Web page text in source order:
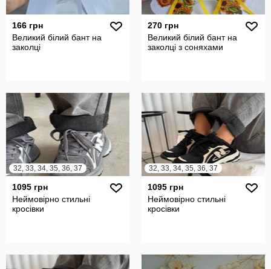
166 грн
Великий білий бант на
заколці
270 грн
Великий білий бант на
заколці з соняхами
32, 33, 34, 35, 36, 37
1095 грн
Неймовірно стильні
кросівки
32, 33, 34, 35, 36, 37
1095 грн
Неймовірно стильні
кросівки